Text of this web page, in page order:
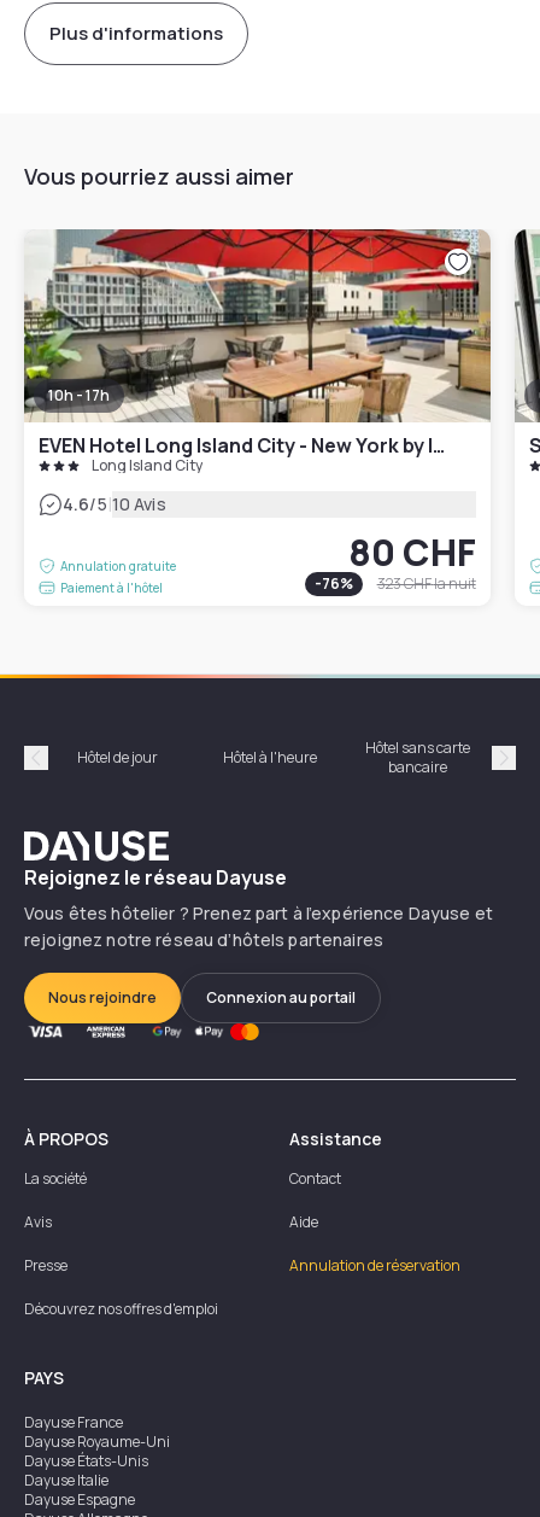
Plus d'informations
Vous pourriez aussi aimer
10h - 17h
EVEN Hotel Long Island City - New York by IHG
Long Island City
4.6/5|10 Avis
Annulation gratuite
Paiement à l'hôtel
80 CHF
-76% 323 CHFla nuit
Précédent
Hôtel de jour Hôtel à l'heure
Hôtel sans carte
bancaire
Dayuse
Rejoignez le réseau Dayuse
Vous êtes hôtelier ? Prenez part à l’expérience Dayuse et
rejoignez notre réseau d’hôtels partenaires
Nous rejoindre Connexion au portail
À PROPOS
La société
Avis
Presse
Découvrez nos offres d'emploi
Assistance
Contact
Aide
Annulation de réservation
PAYS
DayuseFrance
DayuseRoyaume-Uni
DayuseÉtats-Unis
DayuseItalie
DayuseEspagne